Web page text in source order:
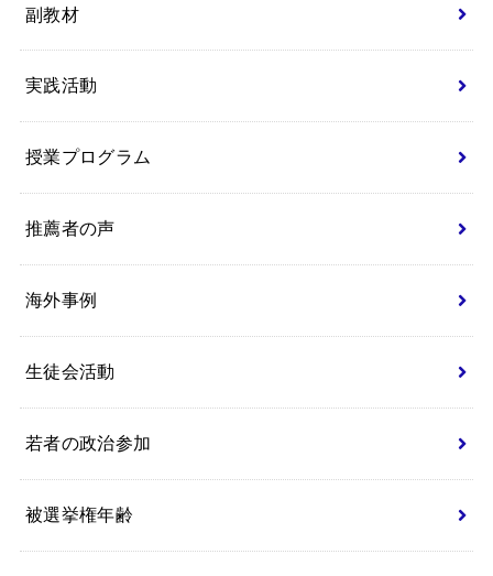
副教材
実践活動
授業プログラム
推薦者の声
海外事例
生徒会活動
若者の政治参加
被選挙権年齢